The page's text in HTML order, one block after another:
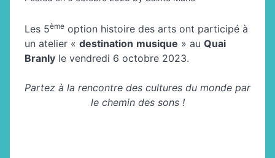
Les 5ème option histoire des arts ont participé à
un atelier « destination musique » au Quai
Branly le vendredi 6 octobre 2023.
Partez à la rencontre des cultures du monde par
le chemin des sons !